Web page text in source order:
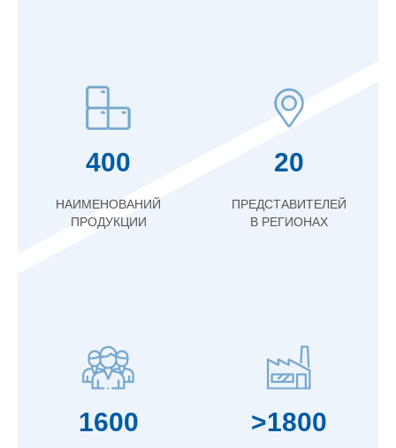
400
НАИМЕНОВАНИЙ
ПРОДУКЦИИ
20
ПРЕДСТАВИТЕЛЕЙ
В РЕГИОНАХ
1600 >1800